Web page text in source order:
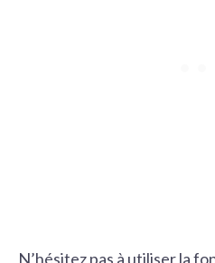
N’hésitez pas à utiliser la